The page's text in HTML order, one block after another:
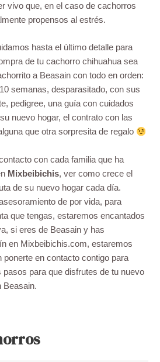
vivo que, en el caso de cachorros
propensos al estrés.
hasta el último detalle para
de tu cachorro chihuahua sea
a Beasain con todo en orden:
semanas, desparasitado, con sus
pedigree, una guía con cuidados
nuevo hogar, el contrato con las
que otra sorpresita de regalo
con cada familia que ha
Mixbeibichis, ver como crece el
de su nuevo hogar cada día.
de por vida, para
que tengas, estaremos encantados
si eres de Beasain y has
en Mixbeibichis.com, estaremos
ponerte en contacto contigo para
para que disfrutes de tu nuevo
Beasain.